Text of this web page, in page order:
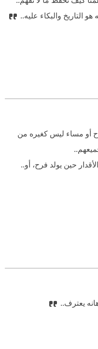
التاريخ والبكاء عليه..
أو مساء ليس كغيره من
حين يولد فرح، أو..
يعترف..